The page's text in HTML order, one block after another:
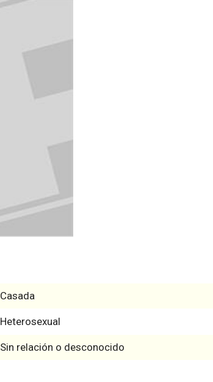
Casada
Heterosexual
Sin relación o desconocido